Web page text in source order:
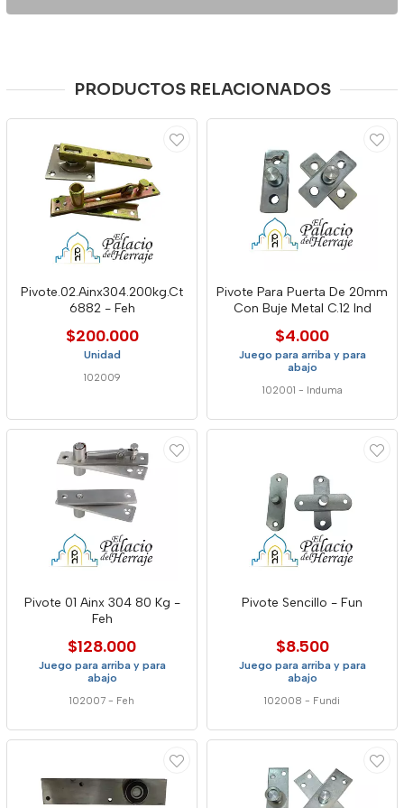
PRODUCTOS RELACIONADOS
Pivote.02.Ainx304.200kg.Ct
6882 - Feh
$200.000
Unidad
102009
Pivote Para Puerta De 20mm
Con Buje Metal C.12 Ind
$4.000
Juego para arriba y para
abajo
102001 - Induma
Pivote 01 Ainx 304 80 Kg -
Feh
$128.000
Juego para arriba y para
abajo
102007 - Feh
Pivote Sencillo - Fun
$8.500
Juego para arriba y para
abajo
102008 - Fundi